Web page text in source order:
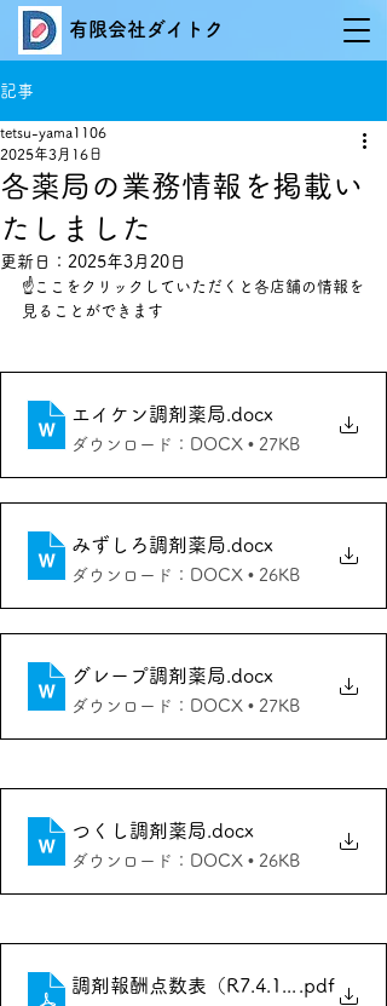
有限会社ダイトク
記事
各薬局の業務情報を掲載い
たしました
tetsu-yama1106
2025年3月16日
更新日： 2025年3月20日
☝ここをクリックしていただくと各店舗の情報を
見ることができます
エイケン調剤薬局 .docx
ダウンロード：DOCX • 27KB
みずしろ調剤薬局 .docx
ダウンロード：DOCX • 26KB
グレープ調剤薬局 .docx
ダウンロード：DOCX • 27KB
つくし調剤薬局 .docx
ダウンロード：DOCX • 26KB
調剤報酬点数表（R7.4.1施行）
.pdf